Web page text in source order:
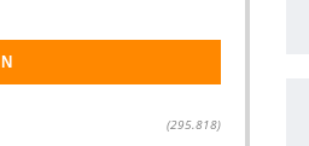
(295.818)